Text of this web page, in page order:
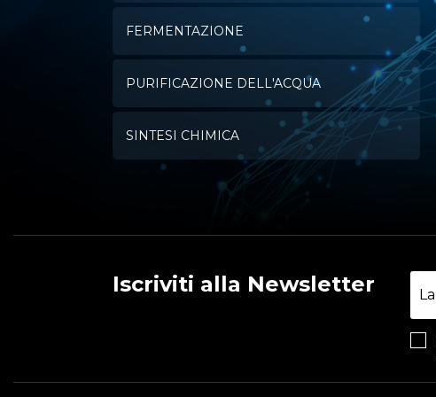
FERMENTAZIONE
PURIFICAZIONE DELL'ACQUA
SINTESI CHIMICA
Iscriviti alla Newsletter